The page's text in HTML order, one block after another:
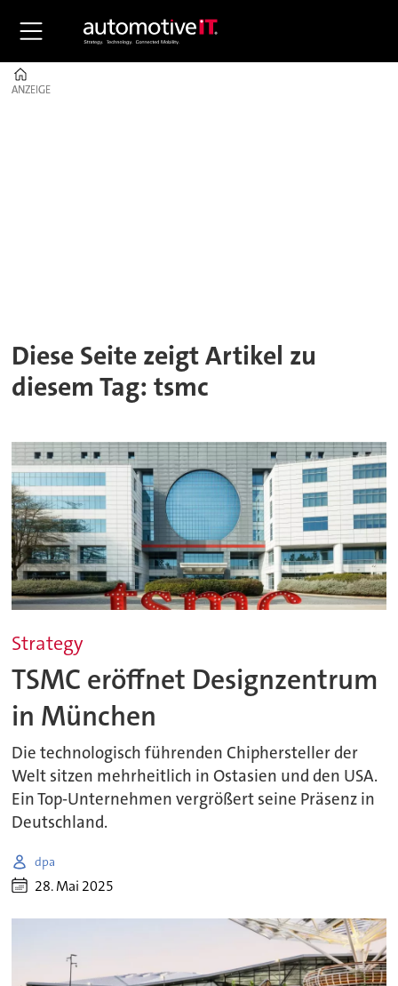
ANZEIGE
ANZEIGE
Diese Seite zeigt Artikel zu
diesem Tag: tsmc
Strategy
TSMC eröffnet Designzentrum
in München
Die technologisch führenden Chiphersteller der
Welt sitzen mehrheitlich in Ostasien und den USA.
Ein Top-Unternehmen vergrößert seine Präsenz in
Deutschland.
dpa
28. Mai 2025